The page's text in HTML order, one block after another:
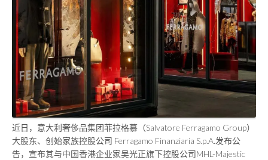
近日，意大利奢侈品集团菲拉格慕（Salvatore Ferragamo Group）
大股东、创始家族控股公司 Ferragamo Finanziaria S.p.A.发布公
告，宣布其与中国香港企业家吴光正旗下控股公司MHL-Majestic